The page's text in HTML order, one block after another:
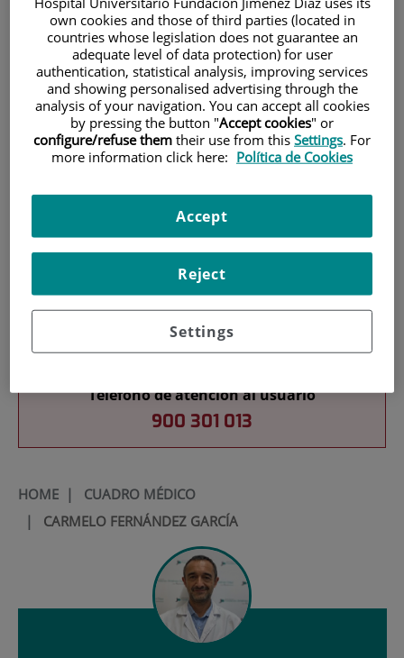
Research
Teaching
Teléfono de atención al usuario
900 301 013
HOME| CUADRO MÉDICO
| CARMELO FERNÁNDEZ GARCÍA
own cookies and those of third parties (located in
countries whose legislation does not guarantee an
adequate level of data protection) for user
authentication, statistical analysis, improving services
and showing personalised advertising through the
analysis of your navigation. You can accept all cookies
by pressing the button "Accept cookies" or
configure/refuse them their use from this Settings. For
more information click here: Política de Cookies
Settings
Reject
Accept